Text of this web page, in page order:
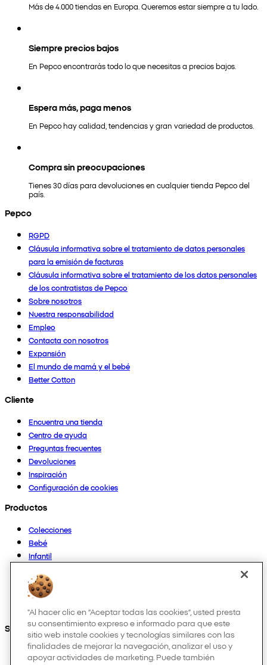
Más de 4.000 tiendas en Europa. Queremos estar siempre a tu lado.
Siempre precios bajos
En Pepco encontrarás todo lo que necesitas a precios bajos.
Espera más, paga menos
En Pepco hay calidad, tendencias y gran variedad de productos.
Compra sin preocupaciones
Tienes 30 días para devoluciones en cualquier tienda Pepco del
país.
Pepco
RGPD
Cláusula informativa sobre el tratamiento de datos personales
para la emisión de facturas
Cláusula informativa sobre el tratamiento de los datos personales
de los contratistas de Pepco
Sobre nosotros
Nuestra responsabilidad
Empleo
Contacta con nosotros
Expansión
El mundo de mamá y el bebé
Better Cotton
Cliente
Encuentra una tienda
Centro de ayuda
Preguntas frecuentes
Devoluciones
Inspiración
Configuración de cookies
Productos
Colecciones
Bebé
Infantil
Mujer
Hombre
Otros
Síguenos en:
"Al hacer clic en “Aceptar todas las cookies”, usted presta
su consentimiento expreso e informado para que este
sitio web instale cookies y tecnologías similares con las
finalidades de mejorar la navegación, analizar el uso y
apoyar actividades de marketing. Puede también